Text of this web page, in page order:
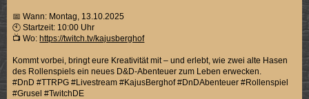
📅 Wann: Montag, 13.10.2025
🕙 Startzeit: 10:00 Uhr
📺 Wo:https://twitch.tv/kajusberghof
Kommt vorbei, bringt eure Kreativität mit – und erlebt, wie zwei alte Hasen
des Rollenspiels ein neues D&D-Abenteuer zum Leben erwecken.
#DnD #TTRPG #Livestream #KajusBerghof #DnDAbenteuer #Rollenspiel
#Grusel #TwitchDE